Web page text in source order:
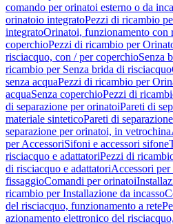
comando per orinatoi esterno o da
orinatoio integratoPezzi di ricambio
integratoOrinatoi, funzionamento con
coperchioPezzi di ricambio per
risciacquo, con / per coperchioSenza
ricambio per Senza brida di risciacquo
senza acquaPezzi di ricambio per
acquaSenza coperchioPezzi di
di separazione per orinatoiPareti di
materiale sinteticoPareti di
separazione per orinatoi, in vetrochina
per AccessoriSifoni e accessori sifone
risciacquo e adattatoriPezzi di
di risciacquo e adattatoriAccessori per
fissaggioComandi per orinatoi
ricambio per Installazione da incasso
del risciacquo, funzionamento a rete
azionamento elettronico del